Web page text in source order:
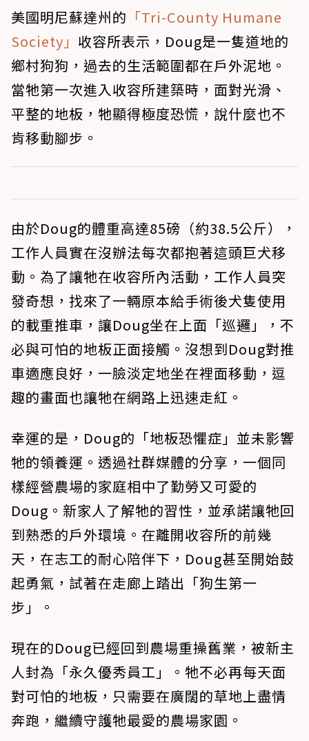
美國明尼蘇達州的 「Tri-County Humane
Society」 收容所表示，Doug是一隻道地的
鄉村狗狗，過去的生活範圍都在戶外泥地。
當牠第一次進入收容所建築時，面對光滑、
平整的地板，牠顯得極度恐慌，說什麼也不
肯移動腳步。
由於Doug的體重高達85磅（約38.5公斤），
工作人員實在沒辦法每次都抱著這頭巨犬移
動。為了讓牠在收容所內活動，工作人員突
發奇想，找來了一輛原本給手術後犬隻使用
的載重推車，讓Doug坐在上面「巡邏」，不
必與可怕的地板正面接觸。沒想到Doug對推
車適應良好，一臉淡定地坐在裡面移動，逗
趣的畫面也讓牠在網路上迅速走紅。
幸運的是，Doug的「地板恐懼症」並未影響
牠的領養運。透過社群媒體的分享，一個同
樣經營農場的家庭相中了勤勞又可愛的
Doug。新家人了解牠的習性，並承諾讓牠回
到熟悉的戶外環境。在離開收容所的前幾
天，在志工的耐心陪伴下，Doug甚至開始鼓
起勇氣，試著在走廊上踏出「狗生第一
步」。
現在的Doug已經回到農場重操舊業，被新主
人封為「永久優秀員工」。牠不必再每天面
對可怕的地板，只需要在廣闊的草地上盡情
奔跑，繼續守護牠最愛的農場家園。